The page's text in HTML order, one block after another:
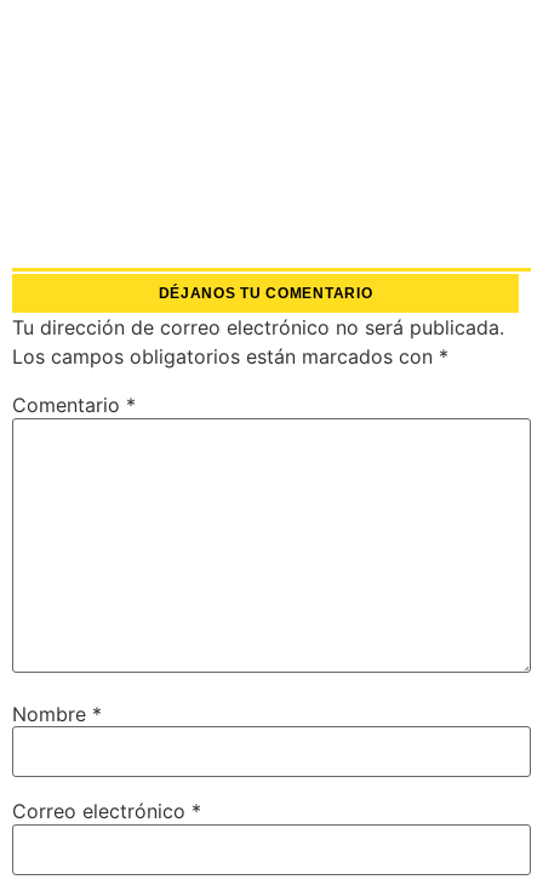
DÉJANOS TU COMENTARIO
Tu dirección de correo electrónico no será publicada.
Los campos obligatorios están marcados con *
Comentario *
Nombre *
Correo electrónico *